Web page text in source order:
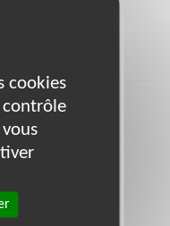
cookies
contrôle